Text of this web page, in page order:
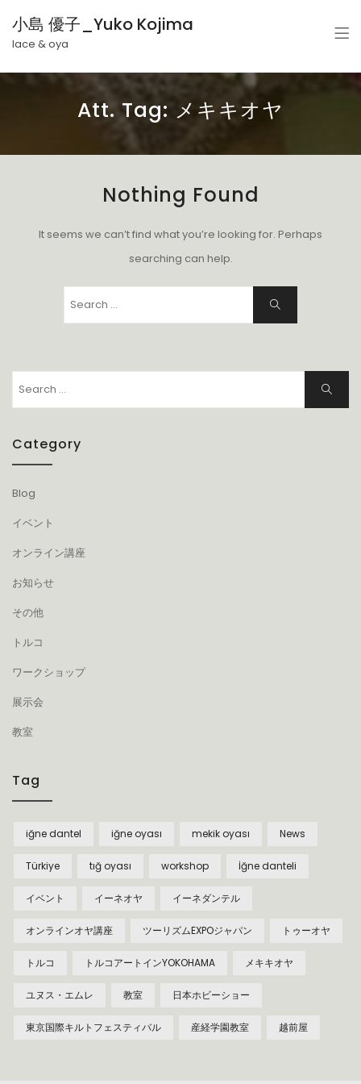
小島 優子_Yuko Kojima
lace & oya
Att. Tag: メキキオヤ
Nothing Found
It seems we can’t find what you’re looking for. Perhaps
searching can help.
for:
Search
Search
for:
Search
Category
Blog
イベント
オンライン講座
お知らせ
その他
トルコ
ワークショップ
展示会
教室
Tag
iğne dantel iğne oyası mekik oyası News
Türkiye tığ oyası workshop İğne danteli
イベント イーネオヤ イーネダンテル
オンラインオヤ講座 ツーリズムEXPOジャパン トゥーオヤ
トルコ トルコアートインYOKOHAMA メキキオヤ
ユヌス・エムレ 教室 日本ホビーショー
東京国際キルトフェスティバル 産経学園教室 越前屋